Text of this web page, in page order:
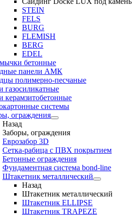
STEIN
FELS
BURG
FLEMISH
BERG
EDEL
бетонные
панели АМК
полимерно-песчаные
газосиликатные
керамзитобетонные
системы
ограждения
Назад
Заборы, ограждения
Еврозабор 3D
Сетка-рабица с ПВХ покрытием
Бетонные ограждения
Фундаментная система bond-line
Штакетник металлический
Назад
Штакетник металлический
Штакетник ELLIPSE
Штакетник TRAPEZE